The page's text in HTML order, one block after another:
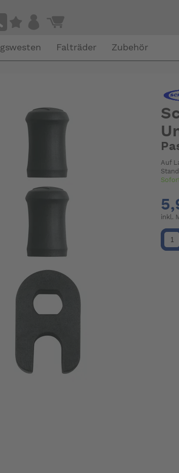
Falträder Zubehör
Auf
inkl.